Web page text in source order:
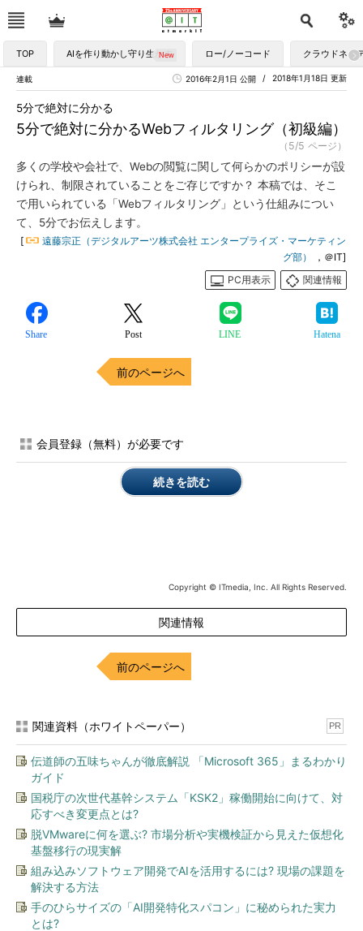
TOP AIを作り動かし守り生かす ロー/ノーコード クラウドネイ
連載 2018年1月18日 更新
2016年2月1日 公開
5分で絶対に分かるWebフィルタリング（初級編）
5分で絶対に分かる
（5/5 ページ）
多くの学校や会社で、Webの閲覧に関して何らかのポリシーが設
けられ、制限されていることをご存じですか？ 本稿では、そこ
で用いられている「Webフィルタリング」という仕組みについ
て、5分でお伝えします。
[
遠藤宗正（デジタルアーツ株式会社 エンタープライズ・マーケティン
グ部）
，＠IT]
PC用表示
関連情報
Share Post LINE Hatena
前のページへ
会員登録（無料）が必要です
続きを読む
Copyright © ITmedia, Inc. All Rights Reserved.
関連情報
前のページへ
関連資料（ホワイトペーパー） PR
伝道師の五味ちゃんが徹底解説 「Microsoft 365」まるわかり
ガイド
国税庁の次世代基幹システム「KSK2」稼働開始に向けて、対
応すべき変更点とは?
脱VMwareに何を選ぶ? 市場分析や実機検証から見えた仮想化
基盤移行の現実解
組み込みソフトウェア開発でAIを活用するには? 現場の課題を
解決する方法
手のひらサイズの「AI開発特化スパコン」に秘められた実力
とは?